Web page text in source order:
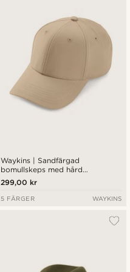
Waykins | Sandfärgad
bomullskeps med hård
frontpanel
299,00 kr
5 FÄRGER WAYKINS